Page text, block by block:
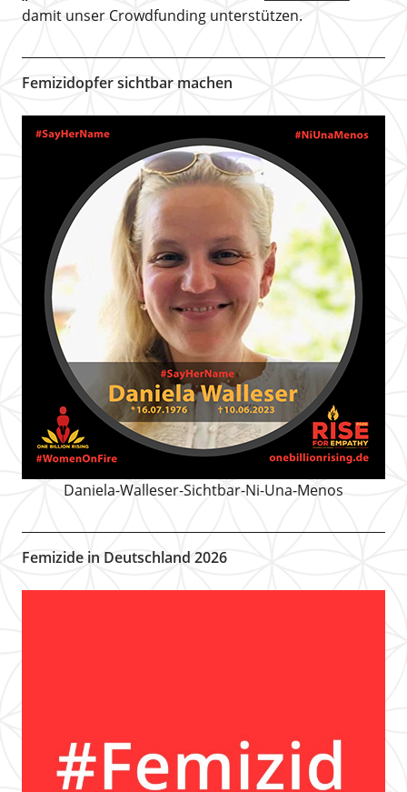
damit unser Crowdfunding unterstützen.
Femizidopfer sichtbar machen
Daniela-Walleser-Sichtbar-Ni-Una-Menos
Femizide in Deutschland 2026